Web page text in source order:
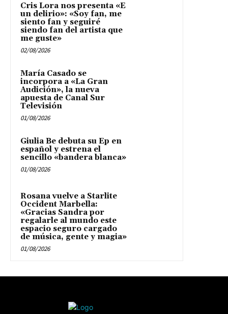
Cris Lora nos presenta «E
un delirio»: «Soy fan, me
siento fan y seguiré
siendo fan del artista que
me guste»
02/08/2026
María Casado se
incorpora a «La Gran
Audición», la nueva
apuesta de Canal Sur
Televisión
01/08/2026
Giulia Be debuta su Ep en
español y estrena el
sencillo «bandera blanca»
01/08/2026
Rosana vuelve a Starlite
Occident Marbella:
«Gracias Sandra por
regalarle al mundo este
espacio seguro cargado
de música, gente y magia»
01/08/2026